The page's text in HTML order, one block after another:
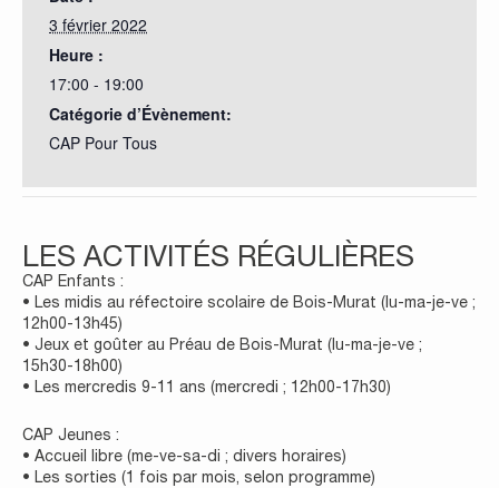
3 février 2022
Heure :
17:00 - 19:00
Catégorie d’Évènement:
CAP Pour Tous
LES ACTIVITÉS RÉGULIÈRES
CAP Enfants :
• Les midis au réfectoire scolaire de Bois-Murat (lu-ma-je-ve ;
12h00-13h45)
• Jeux et goûter au Préau de Bois-Murat (lu-ma-je-ve ;
15h30-18h00)
• Les mercredis 9-11 ans (mercredi ; 12h00-17h30)
CAP Jeunes :
• Accueil libre (me-ve-sa-di ; divers horaires)
• Les sorties (1 fois par mois, selon programme)